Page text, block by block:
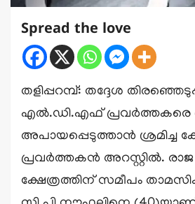
Spread the love
തളിപ്പറമ്പ്: തദ്ദേശ
എല്‍.ഡി.എഫ് പ്രവര്‍ത്തകരെ
അപായപ്പെടുത്താൻ ശ്രമിച്ച
പ്രവര്‍ത്തകന്‍ അറസ്റ്റിൽ. രാജ
ക്ഷേത്രത്തിന് സമീപം